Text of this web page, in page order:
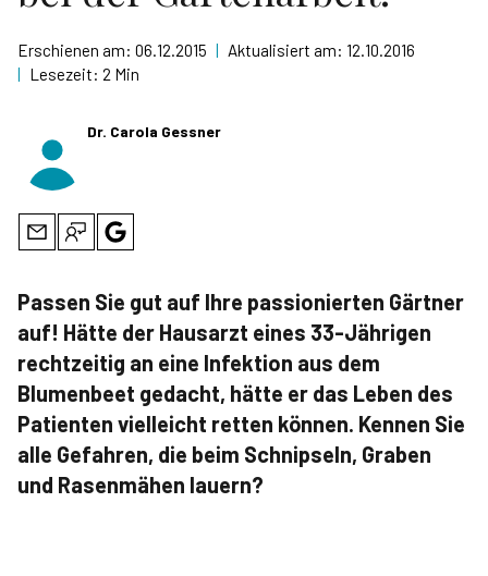
Erschienen am: 06.12.2015 | Aktualisiert am: 12.10.2016
| Lesezeit: 2 Min
Dr. Carola Gessner
Passen Sie gut auf Ihre passionierten Gärtner
auf! Hätte der Hausarzt eines 33-Jährigen
rechtzeitig an eine Infektion aus dem
Blumenbeet gedacht, hätte er das Leben des
Patienten vielleicht retten können. Kennen Sie
alle Gefahren, die beim Schnipseln, Graben
und Rasenmähen lauern?